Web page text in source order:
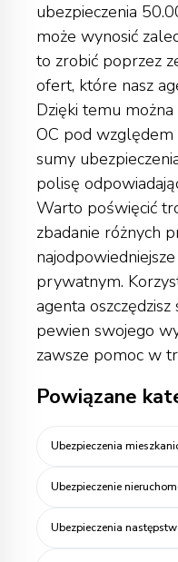
ubezpieczenia
może wynosić
to zrobić poprzez
ofert, które nasz
Dzięki temu
OC pod względem
sumy
polisę
Warto poświęcić
zbadanie różnych
prywatnym.
agenta
pewien swojego
zawsze pomoc w
Powiązane
Ubezpieczenia
Ubezpieczenie
Ubezpieczenia